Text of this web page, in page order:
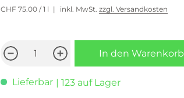
CHF 75.00/ 1 l inkl. MwSt. zzgl. Versandkosten
In den Warenkorb
Lieferbar | 123 auf Lager